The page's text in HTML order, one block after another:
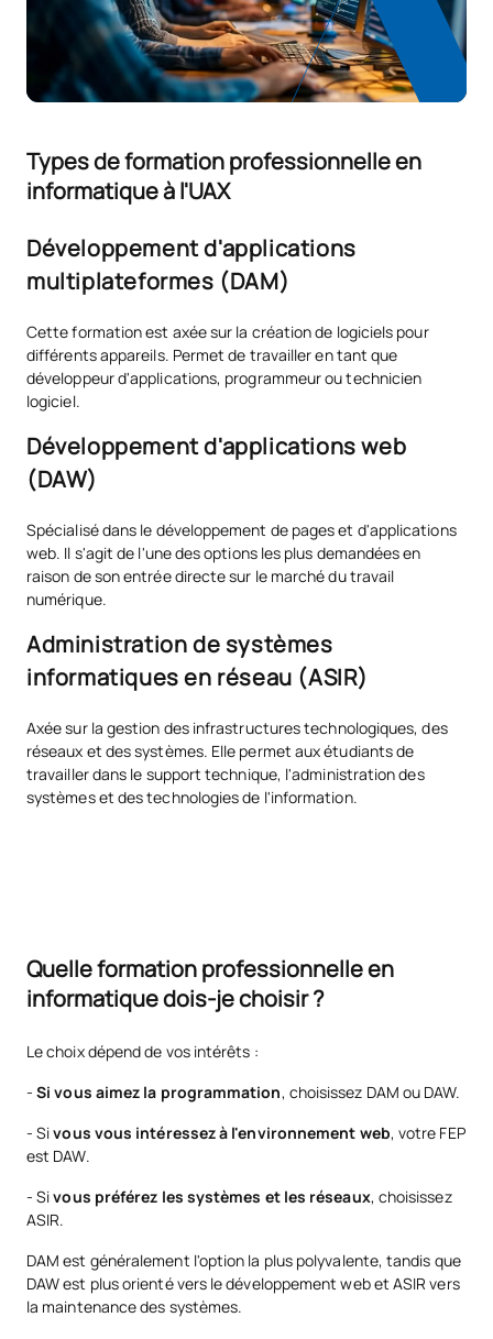
Types de formation professionnelle en
informatique à l'UAX
Développement d'applications
multiplateformes (DAM)
Cette formation est axée sur la création de logiciels pour
différents appareils. Permet de travailler en tant que
développeur d'applications, programmeur ou technicien
logiciel.
Développement d'applications web
(DAW)
Spécialisé dans le développement de pages et d'applications
web. Il s'agit de l'une des options les plus demandées en
raison de son entrée directe sur le marché du travail
numérique.
Administration de systèmes
informatiques en réseau (ASIR)
Axée sur la gestion des infrastructures technologiques, des
réseaux et des systèmes. Elle permet aux étudiants de
travailler dans le support technique, l'administration des
systèmes et des technologies de l'information.
Quelle formation professionnelle en
informatique dois-je choisir ?
Le choix dépend de vos intérêts :
-Si vous aimez la programmation, choisissez DAM ou DAW.
- Sivous vous intéressez à l'environnement web, votre FEP
est DAW.
- Sivous préférez les systèmes et les réseaux, choisissez
ASIR.
DAM est généralement l'option la plus polyvalente, tandis que
DAW est plus orienté vers le développement web et ASIR vers
la maintenance des systèmes.